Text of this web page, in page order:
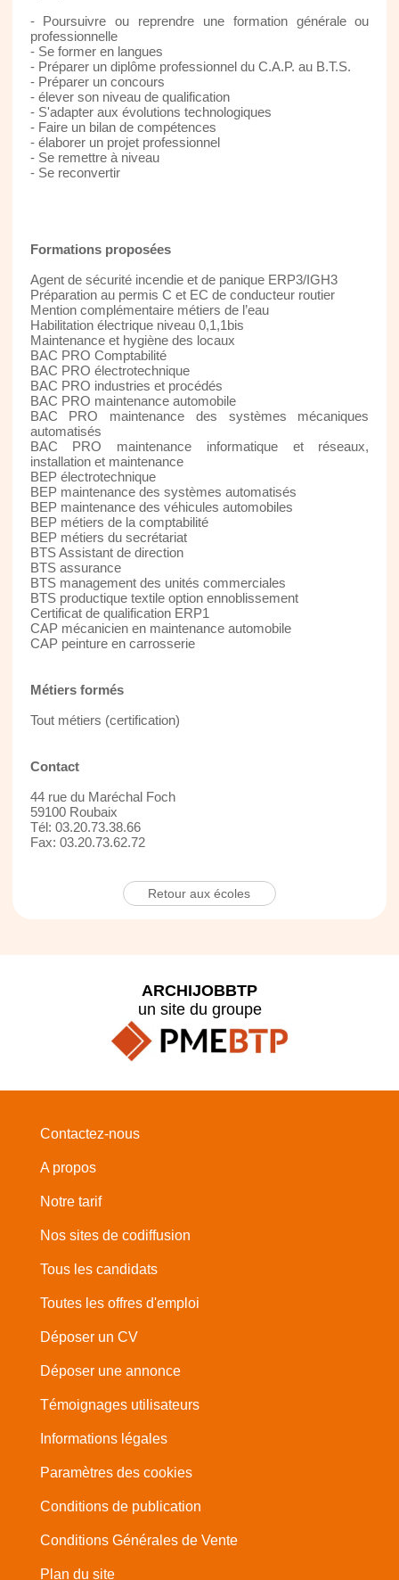
- Poursuivre ou reprendre une formation générale ou
professionnelle
- Se former en langues
- Préparer un diplôme professionnel du C.A.P. au B.T.S.
- Préparer un concours
- élever son niveau de qualification
- S'adapter aux évolutions technologiques
- Faire un bilan de compétences
- élaborer un projet professionnel
- Se remettre à niveau
- Se reconvertir
Formations proposées
Agent de sécurité incendie et de panique ERP3/IGH3
Préparation au permis C et EC de conducteur routier
Mention complémentaire métiers de l’eau
Habilitation électrique niveau 0,1,1bis
Maintenance et hygiène des locaux
BAC PRO Comptabilité
BAC PRO électrotechnique
BAC PRO industries et procédés
BAC PRO maintenance automobile
BAC PRO maintenance des systèmes mécaniques
automatisés
BAC PRO maintenance informatique et réseaux,
installation et maintenance
BEP électrotechnique
BEP maintenance des systèmes automatisés
BEP maintenance des véhicules automobiles
BEP métiers de la comptabilité
BEP métiers du secrétariat
BTS Assistant de direction
BTS assurance
BTS management des unités commerciales
BTS productique textile option ennoblissement
Certificat de qualification ERP1
CAP mécanicien en maintenance automobile
CAP peinture en carrosserie
Métiers formés
Tout métiers (certification)
Contact
44 rue du Maréchal Foch
59100 Roubaix
Tél: 03.20.73.38.66
Fax: 03.20.73.62.72
Retour aux écoles
ARCHIJOBBTP
un site du groupe
Contactez-nous
A propos
Notre tarif
Nos sites de codiffusion
Tous les candidats
Toutes les offres d'emploi
Déposer un CV
Déposer une annonce
Témoignages utilisateurs
Informations légales
Paramètres des cookies
Conditions de publication
Conditions Générales de Vente
Plan du site